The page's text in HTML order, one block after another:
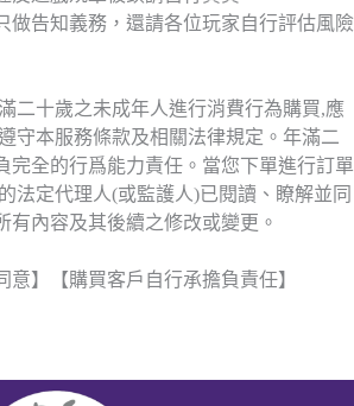
做告知義務，還請各位玩家自行評估風險
二十歲之未成年人進行消費行為購買,應
守本服務條款及相關法律規定。年滿二
完全的行爲能力責任。當您下單進行訂單
法定代理人(或監護人)已閱讀、瞭解並同
有內容及其後續之修改或變更。
意】【購買客戶自行承擔負責任】